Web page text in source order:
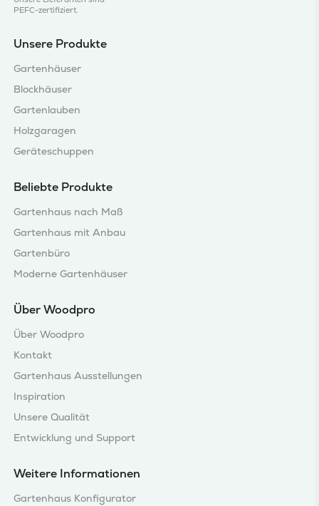
PEFC-zertifiziert.
Unsere Produkte
Gartenhäuser
Blockhäuser
Gartenlauben
Holzgaragen
Geräteschuppen
Beliebte Produkte
Gartenhaus nach Maß
Gartenhaus mit Anbau
Gartenbüro
Moderne Gartenhäuser
Über Woodpro
Über Woodpro
Kontakt
Gartenhaus Ausstellungen
Inspiration
Unsere Qualität
Entwicklung und Support
Weitere Informationen
Gartenhaus Konfigurator